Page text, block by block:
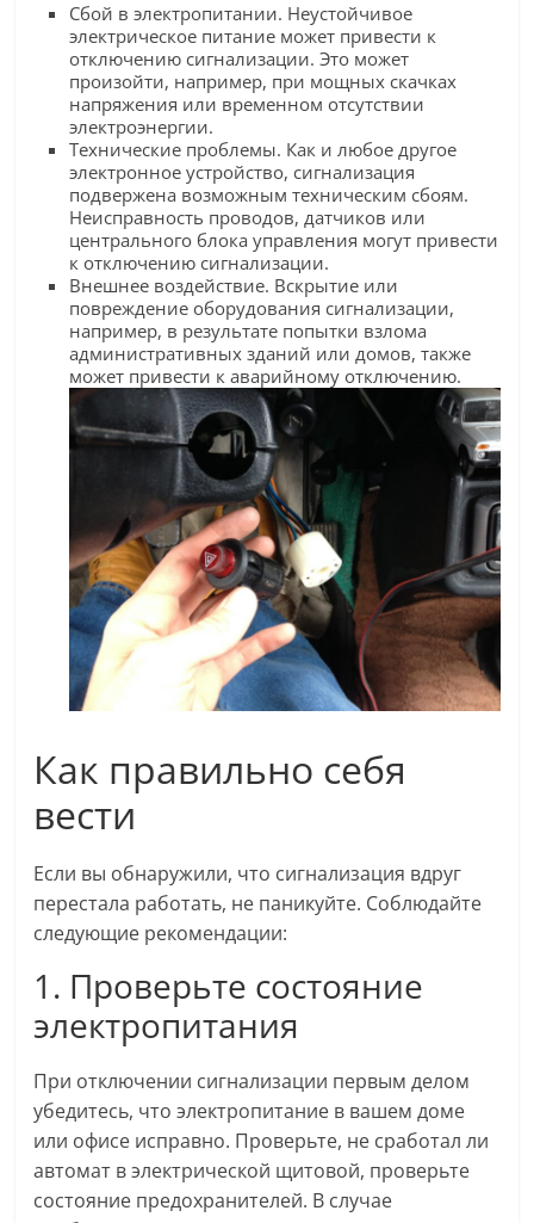
Сбой в электропитании. Неустойчивое
электрическое питание может привести к
отключению сигнализации. Это может
произойти, например, при мощных скачках
напряжения или временном отсутствии
электроэнергии.
Технические проблемы. Как и любое другое
электронное устройство, сигнализация
подвержена возможным техническим сбоям.
Неисправность проводов, датчиков или
центрального блока управления могут привести
к отключению сигнализации.
Внешнее воздействие. Вскрытие или
повреждение оборудования сигнализации,
например, в результате попытки взлома
административных зданий или домов, также
может привести к аварийному отключению.
Как правильно себя
вести
Если вы обнаружили, что сигнализация вдруг
перестала работать, не паникуйте. Соблюдайте
следующие рекомендации:
1. Проверьте состояние
электропитания
При отключении сигнализации первым делом
убедитесь, что электропитание в вашем доме
или офисе исправно. Проверьте, не сработал ли
автомат в электрической щитовой, проверьте
состояние предохранителей. В случае